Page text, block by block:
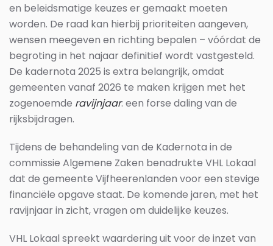
en beleidsmatige keuzes er gemaakt moeten
worden. De raad kan hierbij prioriteiten aangeven,
wensen meegeven en richting bepalen – vóórdat de
begroting in het najaar definitief wordt vastgesteld.
De kadernota 2025 is extra belangrijk, omdat
gemeenten vanaf 2026 te maken krijgen met het
zogenoemde ravijnjaar: een forse daling van de
rijksbijdragen.
Tijdens de behandeling van de Kadernota in de
commissie Algemene Zaken benadrukte VHL Lokaal
dat de gemeente Vijfheerenlanden voor een stevige
financiële opgave staat. De komende jaren, met het
ravijnjaar in zicht, vragen om duidelijke keuzes.
VHL Lokaal spreekt waardering uit voor de inzet van